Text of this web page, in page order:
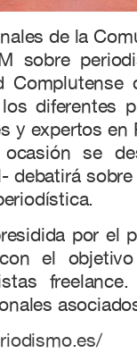
de la
sobre
diferentes
y expertos en
se
debatirá
por el
el